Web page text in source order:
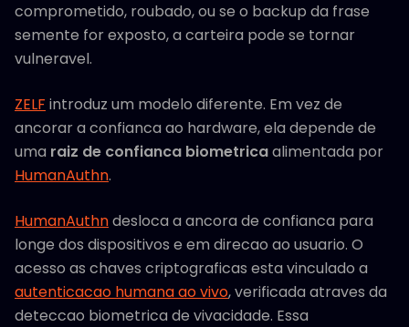
comprometido, roubado, ou se o backup da frase
semente for exposto, a carteira pode se tornar
vulneravel.
ZELF introduz um modelo diferente. Em vez de
ancorar a confianca ao hardware, ela depende de
uma raiz de confianca biometricaalimentada por
HumanAuthn.
HumanAuthndesloca a ancora de confianca para
longe dos dispositivos e em direcao ao usuario. O
acesso as chaves criptograficas esta vinculado a
autenticacao humana ao vivo, verificada atraves da
deteccao biometrica de vivacidade. Essa